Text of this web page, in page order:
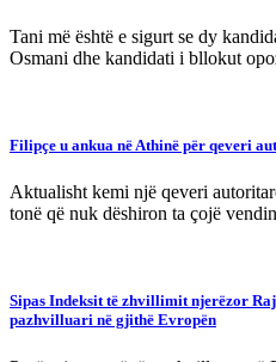
Tani më është e sigurt se dy
Osmani dhe kandidati i bllokut
Filipçe u ankua në Athinë për qeveri
Aktualisht kemi një qeveri
tonë që nuk dëshiron ta çojë
Sipas Indeksit të zhvillimit njerëzor
pazhvilluari në gjithë Evropën